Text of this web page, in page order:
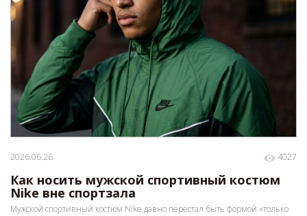
2026.06.26 4027
Как носить мужской спортивный костюм
Nike вне спортзала
Мужской спортивный костюм Nike давно перестал быть формой «только